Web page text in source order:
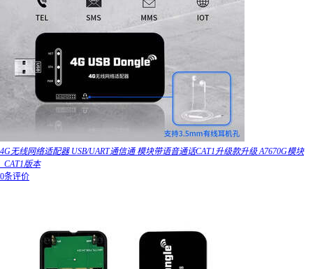
4G无线网络适配器 USB/UART通信通 模块带语音通话CAT1升级款升级 A7670G模块
_CAT1版本
0条评价